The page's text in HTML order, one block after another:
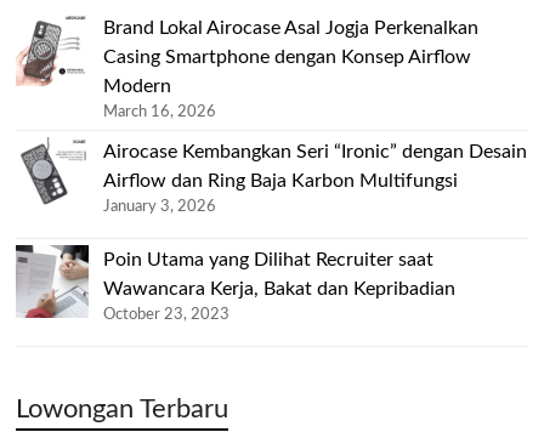
Brand Lokal Airocase Asal Jogja Perkenalkan
Casing Smartphone dengan Konsep Airflow
Modern
March 16, 2026
Airocase Kembangkan Seri “Ironic” dengan Desain
Airflow dan Ring Baja Karbon Multifungsi
January 3, 2026
Poin Utama yang Dilihat Recruiter saat
Wawancara Kerja, Bakat dan Kepribadian
October 23, 2023
Lowongan Terbaru